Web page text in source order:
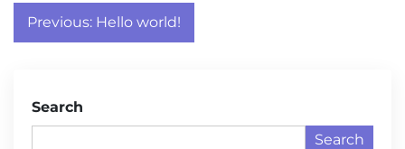
Post
navigation
Previous: Hello world!
Search
Search